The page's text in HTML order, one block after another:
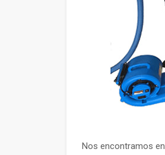
Nos encontramos